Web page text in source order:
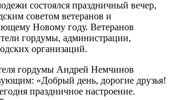
состоялся праздничный вечер,
советом ветеранов и
Новому году. Ветеранов
гордумы, администрации,
организаций.
гордумы Андрей Немчинов
«Добрый день, дорогие друзья!
праздничное настроение.